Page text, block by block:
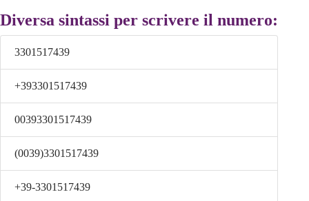
Diversa sintassi per scrivere il numero:
3301517439
+393301517439
00393301517439
(0039)3301517439
+39-3301517439